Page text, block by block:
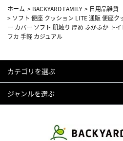
ホーム > BACKYARD FAMILY > 日用品雑貨
> ソフト 便座 クッション LITE 通販 便座
ー カバー ソフト 肌触り 厚め ふかふか ト
フカ 手軽 カジュアル
カテゴリを選ぶ
ジャンルを選ぶ